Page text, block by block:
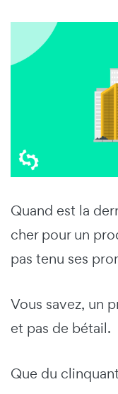
Quand est la
cher pour un
pas tenu ses
Vous savez, un
et pas de bétail.
Que du